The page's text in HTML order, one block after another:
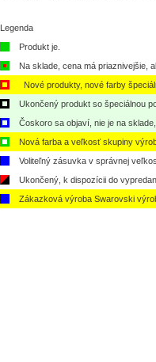
Legenda
Produkt je.
Na sklade, cena má priaznivejšie,
Nové produkty, nové farby
Ukončený produkt so špeciálnou
Čoskoro sa objaví, nie je na
Nová farba a veľkosť skupiny
Voliteľný zásuvka v správnej
Ukončený, k dispozícii do
Zákazková výroba Swarovski